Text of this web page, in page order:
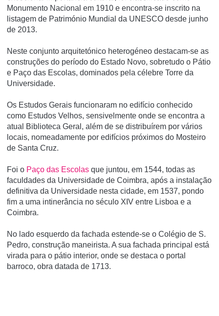
Monumento Nacional em 1910 e encontra-se inscrito na
listagem de Património Mundial da UNESCO desde junho
de 2013.
Neste conjunto arquitetónico heterogéneo destacam-se as
construções do período do Estado Novo, sobretudo o Pátio
e Paço das Escolas, dominados pela célebre Torre da
Universidade.
Os Estudos Gerais funcionaram no edifício conhecido
como Estudos Velhos, sensivelmente onde se encontra a
atual Biblioteca Geral, além de se distribuírem por vários
locais, nomeadamente por edifícios próximos do Mosteiro
de Santa Cruz.
Foi o Paço das Escolas que juntou, em 1544, todas as
faculdades da Universidade de Coimbra, após a instalação
definitiva da Universidade nesta cidade, em 1537, pondo
fim a uma intinerância no século XIV entre Lisboa e a
Coimbra.
No lado esquerdo da fachada estende-se o Colégio de S.
Pedro, construção maneirista. A sua fachada principal está
virada para o pátio interior, onde se destaca o portal
barroco, obra datada de 1713.